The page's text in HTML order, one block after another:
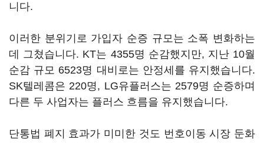
니다.
이러한 분위기로 가입자 순증 규모는 소폭 변화하는
데 그쳤습니다. KT는 4355명 순감했지만, 지난 10월
순감 규모 6523명 대비로는 안정세를 유지했습니다.
SK텔레콤은 220명, LG유플러스는 2579명 순증하며
다른 두 사업자는 플러스 흐름을 유지했습니다.
단통법 폐지 효과가 미미한 것도 번호이동 시장 둔화